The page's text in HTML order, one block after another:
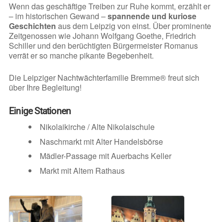
Wenn das geschäftige Treiben zur Ruhe kommt, erzählt er
– im historischen Gewand –spannende und kuriose
Geschichten aus dem Leipzig von einst. Über prominente
Zeitgenossen wie Johann Wolfgang Goethe, Friedrich
Schiller und den berüchtigten Bürgermeister Romanus
verrät er so manche pikante Begebenheit.
Die Leipziger Nachtwächterfamilie Bremme® freut sich
über Ihre Begleitung!
Einige Stationen
Nikolaikirche / Alte Nikolaischule
Naschmarkt mit Alter Handelsbörse
Mädler-Passage mit Auerbachs Keller
Markt mit Altem Rathaus